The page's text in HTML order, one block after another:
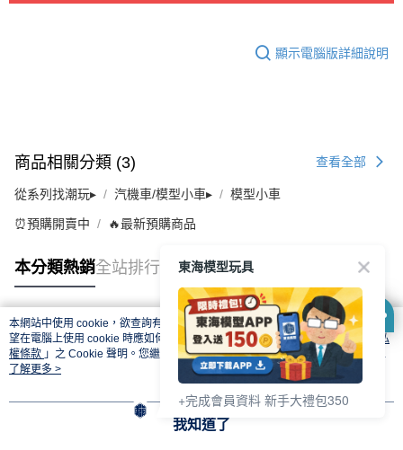
顯示電腦版詳細說明
商品相關分類 (3) 查看全部
從系列找潮玩▸ 汽機車/模型小車▸ 模型小車
⏰預購開賣中 🔥最新預購商品
本分類熱銷全站排行
熱門標籤
本網站中使用 cookie，欲查詢有關本網站使用 cookie 方式之詳情，及若您不希
望在電腦上使用 cookie 時應如何變更電腦的 cookie 設定，請參閱本網站「
隱私
權條款 」之 Cookie 聲明。您繼續使用本網站即表示您同意本公司得按本網站使
用條款之 Cookie 聲明使用 cookie。
了解更多 >
我知道了
東海模型玩具
+完成會員資料 新手大禮包350